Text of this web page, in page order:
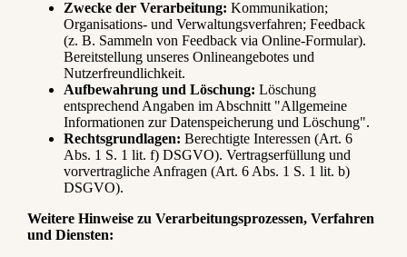
Zwecke der Verarbeitung: Kommunikation;
Organisations- und Verwaltungsverfahren; Feedback
(z. B. Sammeln von Feedback via Online-Formular).
Bereitstellung unseres Onlineangebotes und
Nutzerfreundlichkeit.
Aufbewahrung und Löschung: Löschung
entsprechend Angaben im Abschnitt "Allgemeine
Informationen zur Datenspeicherung und Löschung".
Rechtsgrundlagen: Berechtigte Interessen (Art. 6
Abs. 1 S. 1 lit. f) DSGVO). Vertragserfüllung und
vorvertragliche Anfragen (Art. 6 Abs. 1 S. 1 lit. b)
DSGVO).
Weitere Hinweise zu Verarbeitungsprozessen, Verfahren
und Diensten: